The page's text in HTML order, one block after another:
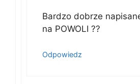
Bardzo dobrze
na POWOLI ??
Odpowiedz